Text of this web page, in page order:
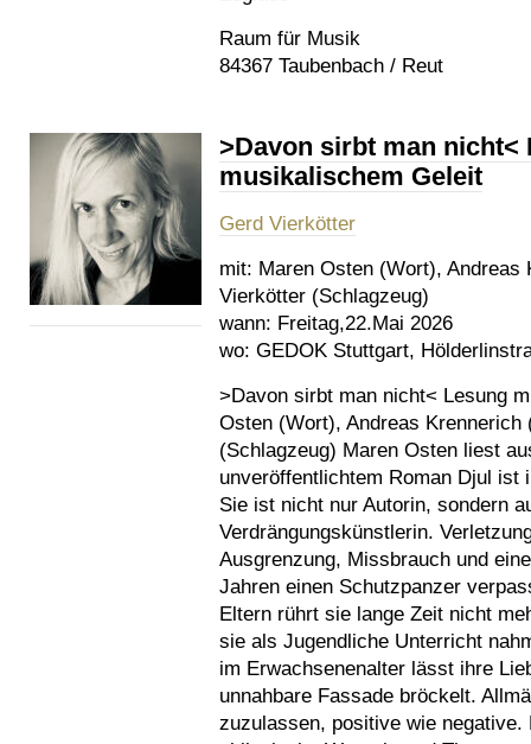
Raum für Musik
84367 Taubenbach / Reut
>Davon sirbt man nicht<
musikalischem Geleit
Gerd Vierkötter
mit: Maren Osten (Wort), Andreas
Vierkötter (Schlagzeug)
wann: Freitag,22.Mai 2026
wo: GEDOK Stuttgart,
>Davon sirbt man nicht< Lesung
Osten (Wort), Andreas
(Schlagzeug) Maren Osten liest
unveröffentlichtem Roman Djul
Sie ist nicht nur Autorin, sondern
Verdrängungskünstlerin.
Ausgrenzung, Missbrauch und
Jahren einen Schutzpanzer
Eltern rührt sie lange Zeit nicht
sie als Jugendliche Unterricht
im Erwachsenenalter lässt ihre
unnahbare Fassade bröckelt.
zuzulassen, positive wie